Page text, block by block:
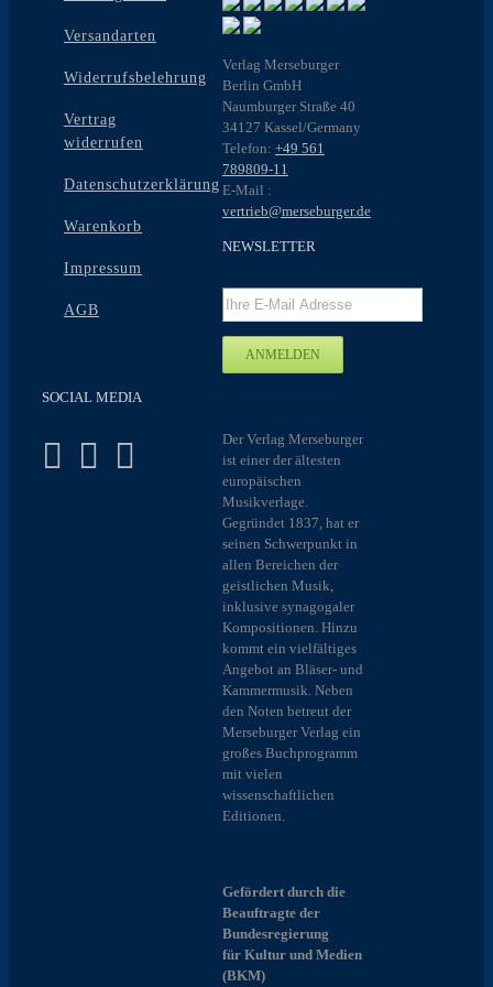
Produktseite
Versandarten
Widerrufsbelehrung
Vertrag
widerrufen
Datenschutzerklärung
Warenkorb
Impressum
AGB
SOCIAL MEDIA
Verlag Merseburger
Berlin GmbH
Naumburger Straße 40
34127 Kassel/Germany
Telefon: +49 561
789809-11
E-Mail :
vertrieb@merseburger.de
NEWSLETTER
Der Verlag Merseburger
ist einer der ältesten
europäischen
Musikverlage.
Gegründet 1837, hat er
seinen Schwerpunkt in
allen Bereichen der
geistlichen Musik,
inklusive synagogaler
Kompositionen. Hinzu
kommt ein vielfältiges
Angebot an Bläser- und
Kammermusik. Neben
den Noten betreut der
Merseburger Verlag ein
großes Buchprogramm
mit vielen
wissenschaftlichen
Editionen.
Gefördert durch die
Beauftragte der
Bundesregierung
für Kultur und Medien
(BKM)